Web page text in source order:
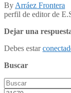
By Arráez Frontera
perfil de editor de
Dejar una
Debes estar
Buscar